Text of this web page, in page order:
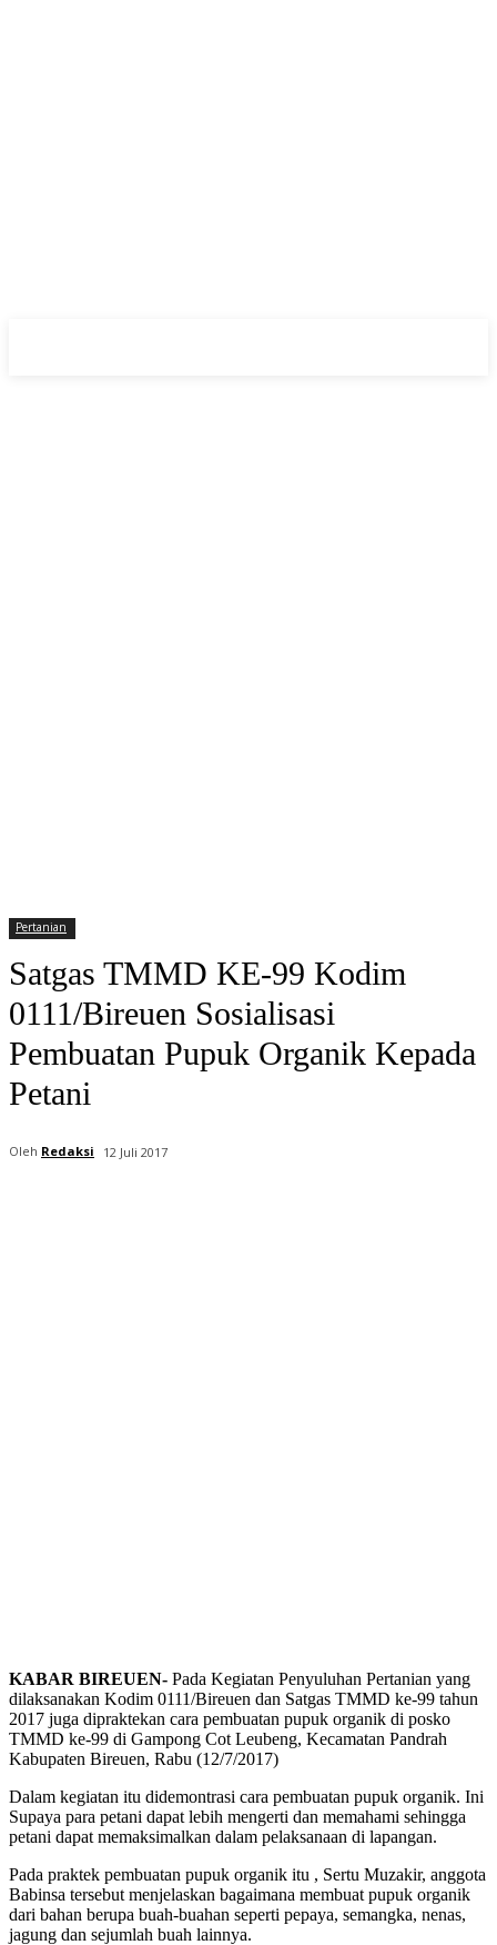
Pertanian
Satgas TMMD KE-99 Kodim
0111/Bireuen Sosialisasi
Pembuatan Pupuk Organik Kepada
Petani
Oleh Redaksi 12 Juli 2017
KABAR BIREUEN- Pada Kegiatan Penyuluhan Pertanian yang
dilaksanakan Kodim 0111/Bireuen dan Satgas TMMD ke-99 tahun
2017 juga dipraktekan cara pembuatan pupuk organik di posko
TMMD ke-99 di Gampong Cot Leubeng, Kecamatan Pandrah
Kabupaten Bireuen, Rabu (12/7/2017)
Dalam kegiatan itu didemontrasi cara pembuatan pupuk organik. Ini
Supaya para petani dapat lebih mengerti dan memahami sehingga
petani dapat memaksimalkan dalam pelaksanaan di lapangan.
Pada praktek pembuatan pupuk organik itu , Sertu Muzakir, anggota
Babinsa tersebut menjelaskan bagaimana membuat pupuk organik
dari bahan berupa buah-buahan seperti pepaya, semangka, nenas,
jagung dan sejumlah buah lainnya.